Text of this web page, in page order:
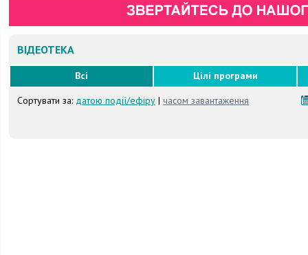
ВІДЕОТЕКА
Всі
Цілі програми
Сортувати за: датою події/ефіру | часом завантаження